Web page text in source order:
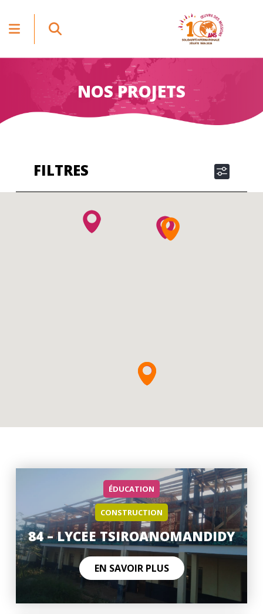
NOS PROJETS
FILTRES
ÉDUCATION
CONSTRUCTION
84 – LYCEE TSIROANOMANDIDY
EN SAVOIR PLUS